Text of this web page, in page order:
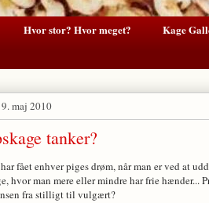
Hvor stor? Hvor meget? Kage
maj 2010
tanker?
fået enhver piges drøm, når man er ved at
hvor man mere eller mindre har frie hænder...
fra stilligt til vulgært?